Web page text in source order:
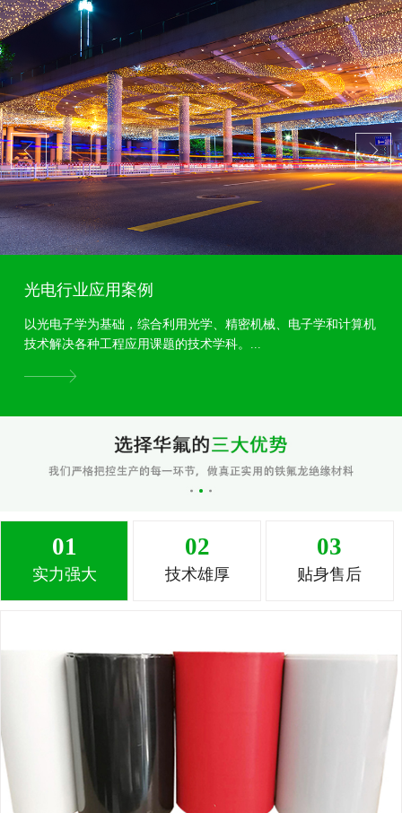
光电行业应用案例
以光电子学为基础，综合利用光学、精密机械、电子学和计算机
技术解决各种工程应用课题的技术学科。...
01
实力强大
02
技术雄厚
03
贴身售后